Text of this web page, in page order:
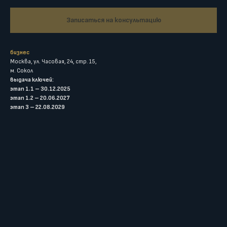
Записаться на консультацию
бизнес
Москва, ул. Часовая, 24, стр. 15,
м. Сокол
выдача ключей:
этап 1.1 – 30.12.2025
этап 1.2 – 20.06.2027
этап 3 – 22.08.2029